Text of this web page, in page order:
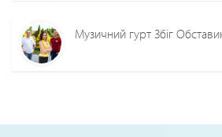
Музичний гурт Збіг